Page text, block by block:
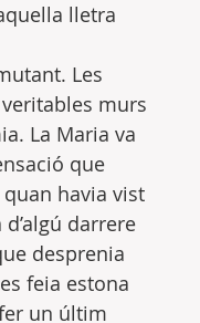
lletra
Les
murs
La Maria va
que
quan havia vist
darrere
desprenia
feia estona
un últim